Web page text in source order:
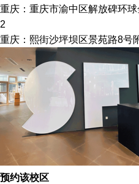
重庆：重庆市渝中区解放碑环
2
重庆：熙街沙坪坝区景苑路8号
预约该校区